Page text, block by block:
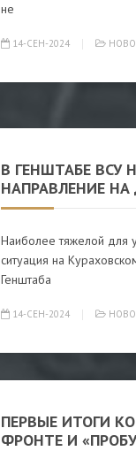
не
14-СЕН-2024
В ГЕНШТАБЕ ВСУ
НАПРАВЛЕНИЕ НА
Наиболее тяжелой для
ситуация на
Генштаба
14-СЕН-2024
ПЕРВЫЕ ИТОГИ
ФРОНТЕ И